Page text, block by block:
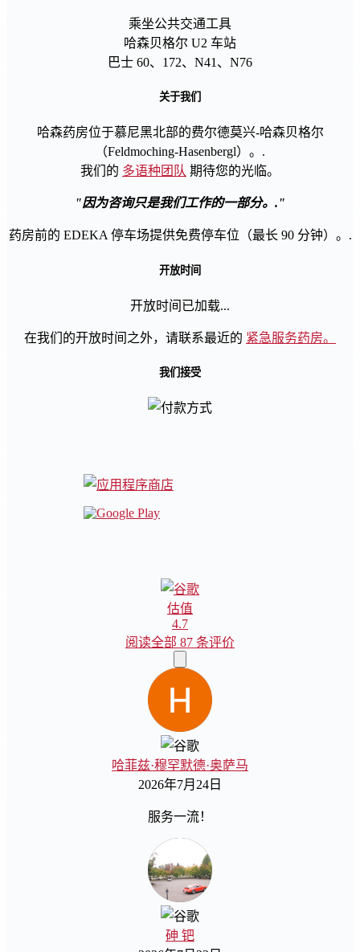
乘坐公共交通工具
哈森贝格尔 U2 车站
巴士 60、172、N41、N76
关于我们
哈森药房位于慕尼黑北部的费尔德莫兴-哈森贝格尔
（Feldmoching-Hasenbergl）。.
我们的 多语种团队 期待您的光临。
因为咨询只是我们工作的一部分。.
药房前的 EDEKA 停车场提供免费停车位（最长 90 分钟）。.
开放时间
开放时间已加载...
在我们的开放时间之外，请联系最近的 紧急服务药房。
我们接受
估值
4.7
阅读全部 87 条评价
哈菲兹·穆罕默德·奥萨马
2026年7月24日
服务一流！
砷 钯